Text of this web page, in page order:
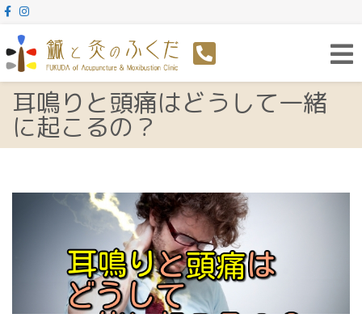
耳鳴りと頭痛はどうして一緒
に起こるの？